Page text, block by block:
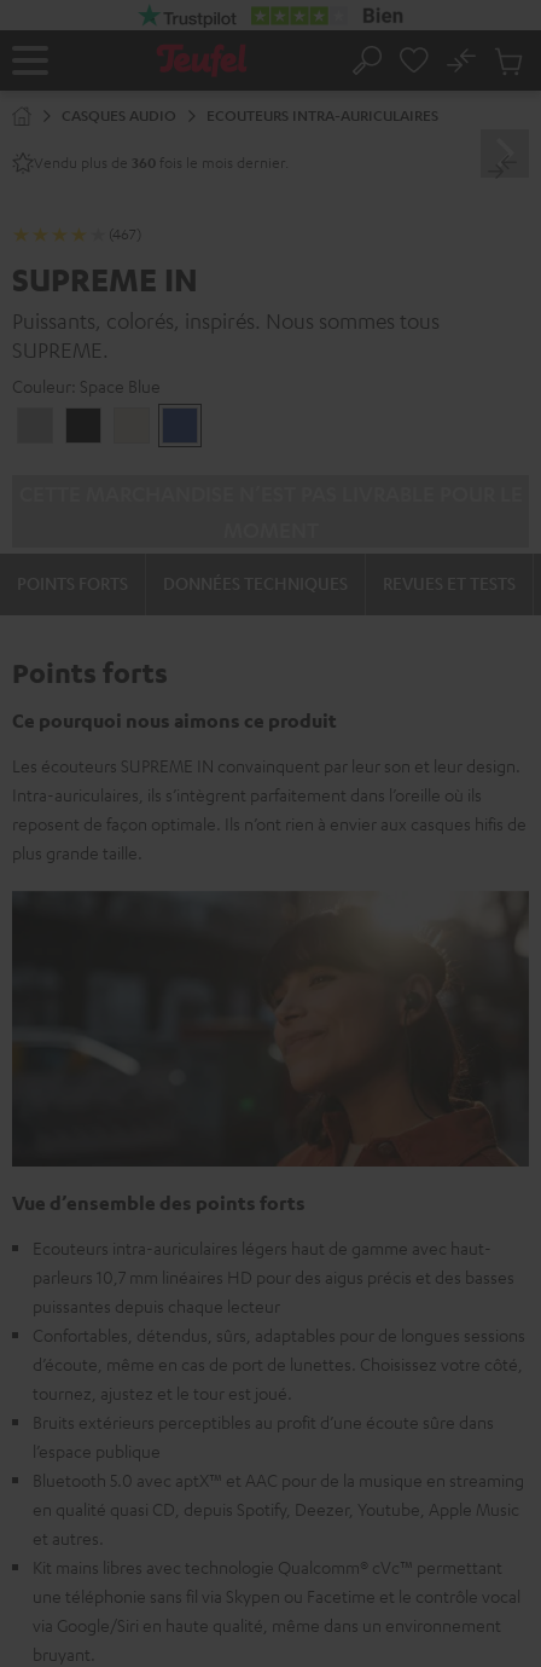
Page
Rechercher
No
CASQUES AUDIO ECOUTEURS INTRA-AURICULAIRES
Vendu plus de 360 fois le mois dernier.
(467)
SUPREME IN
Puissants, colorés, inspirés. Nous sommes tous
SUPREME.
Couleur: Space Blue
Gray
White Blue
Points forts
Ce pourquoi nous aimons ce produit
Les écouteurs SUPREME IN convainquent par leur son et leur design.
Intra-auriculaires, ils s’intègrent parfaitement dans l’oreille où ils
reposent de façon optimale. Ils n’ont rien à envier aux casques hifis de
plus grande taille.
Vue d’ensemble des points forts
Ecouteurs intra-auriculaires légers haut de gamme avec haut-
parleurs 10,7 mm linéaires HD pour des aigus précis et des basses
puissantes depuis chaque lecteur
Confortables, détendus, sûrs, adaptables pour de longues sessions
d’écoute, même en cas de port de lunettes. Choisissez votre côté,
tournez, ajustez et le tour est joué.
Bruits extérieurs perceptibles au profit d’une écoute sûre dans
l’espace publique
Bluetooth 5.0 avec aptX™ et AAC pour de la musique en streaming
en qualité quasi CD, depuis Spotify, Deezer, Youtube, Apple Music
et autres.
Kit mains libres avec technologie Qualcomm® cVc™ permettant
une téléphonie sans fil via Skypen ou Facetime et le contrôle vocal
via Google/Siri en haute qualité, même dans un environnement
bruyant.